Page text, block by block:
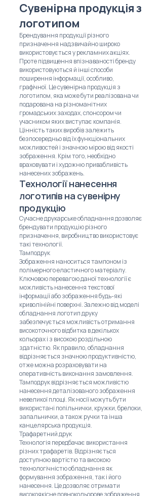
Сувенірна продукція з
логотипом
Брендування продукції різного
призначення надзвичайно широко
використовується у рекламних акціях.
Проте підвищення впізнаваності бренду
використовуються й інші способи
поширення інформації, особливо,
графічної. Це сувенірна продукція з
логотипом, яка може бути реалізована чи
подарована на різноманітних
громадських заходах, спонсором чи
учасником яких виступає компанія.
Цінність таких виробів залежить
безпосередньо від їх функціональних
можливостей і значною мірою від якості
зображення. Крім того, необхідно
враховувати і художню привабливість
нанесених зображень.
Технології нанесення
логотипів на сувенірну
продукцію
Сучасне друкарське обладнання дозволяє
брендувати продукцію різного
призначення, виробництво використовує
такі технології.
Тамподрук
Зображення наноситься тампоном із
полімерного еластичного матеріалу.
Ключовою перевагою даної технології є
можливість нанесення текстової
інформації або зображення будь-які
криволінійні поверхні. Залежно від моделі
обладнання логотип друку
забезпечується можливість отримання
високоточного відбитка в декількох
кольорах і з високою роздільною
здатністю. Як правило, обладнання
відрізняється значною продуктивністю,
отже можна розраховувати на
оперативність виконання замовлення.
Тамподрук відрізняється можливістю
нанесення деталізованого зображення
невеликої площі. Як носії можуть бути
використані попільнички, кружки, брелоки,
запальнички, а також ручки та інша
канцелярська продукція.
Трафаретний друк
Технологія передбачає використання
різних трафаретів. Відрізняється
доступною вартістю та високою
технологічністю обладнання як
формування зображення, так і його
нанесення. Це дозволяє отримати
високоякісне повнокольорове зображення